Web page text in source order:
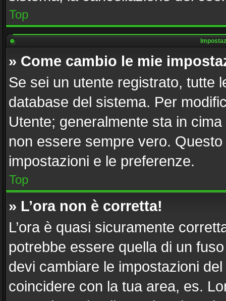
Top
» Come cambio le mie
Se sei un utente registrato, tutte
database del sistema. Per
Utente; generalmente sta in
non essere sempre vero.
impostazioni e le preferenze.
Top
» L’ora non è corretta!
L’ora è quasi sicuramente
potrebbe essere quella di un
devi cambiare le impostazioni
coincidere con la tua area, es.